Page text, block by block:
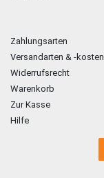
Zahlungsarten
Versandarten & -kosten
Widerrufsrecht
Warenkorb
Zur Kasse
Hilfe